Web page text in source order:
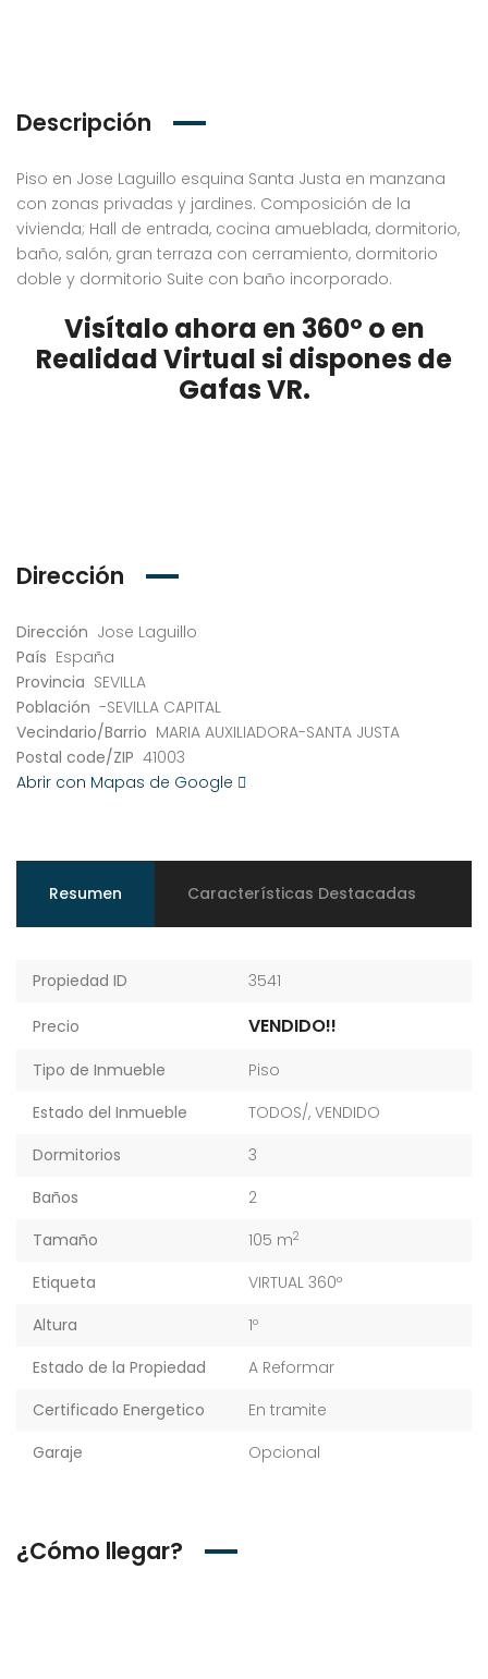
Descripción
Piso en Jose Laguillo esquina Santa Justa en manzana
con zonas privadas y jardines. Composición de la
vivienda; Hall de entrada, cocina amueblada, dormitorio,
baño, salón, gran terraza con cerramiento, dormitorio
doble y dormitorio Suite con baño incorporado.
Visítalo ahora en 360º o en
Realidad Virtual si dispones de
Gafas VR.
Dirección
Dirección Jose Laguillo
País España
Provincia SEVILLA
Población -SEVILLA CAPITAL
Vecindario/Barrio MARIA AUXILIADORA-SANTA JUSTA
Postal code/ZIP 41003
Abrir con Mapas de Google
Resumen Características Destacadas
Propiedad ID 3541
Precio VENDIDO!!
Tipo de Inmueble
Piso
Estado del Inmueble
TODOS/, VENDIDO
Dormitorios
3
Baños
2
Tamaño
105 m2
Etiqueta
VIRTUAL 360º
Altura
1º
Estado de la Propiedad
A Reformar
Certificado Energetico
En tramite
Garaje
Opcional
¿Cómo llegar?